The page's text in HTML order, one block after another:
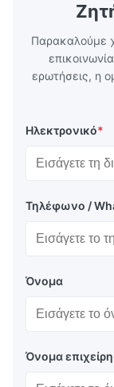
Product
Παρακαλούμε
ερωτήσεις, η
Ηλεκτρονικό*
Τηλέφωνο /
Όνομα
Όνομα